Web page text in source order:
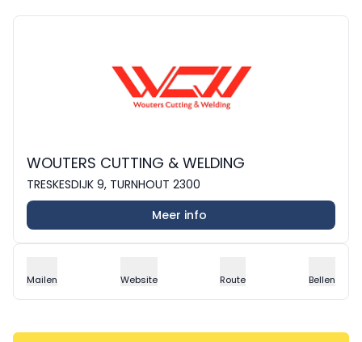
WOUTERS CUTTING & WELDING
TRESKESDIJK 9, TURNHOUT 2300
Meer info
Mailen Website Route Bellen